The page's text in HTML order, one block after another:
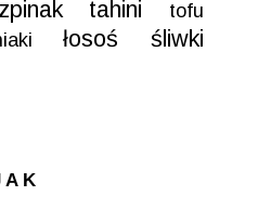
tahini
tofu
łosoś
śliwki